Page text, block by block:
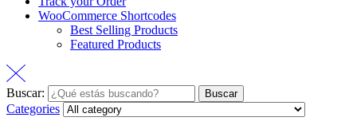
WooCommerce Shortcodes
Best Selling Products
Featured Products
Buscar: Buscar
Categories